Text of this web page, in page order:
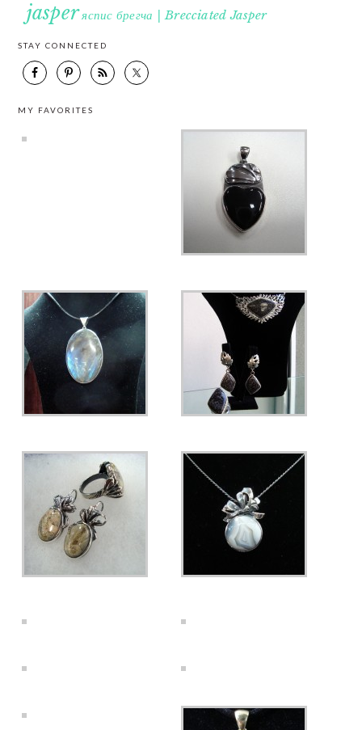
jasperяспис брегча | Brecciated Jasper
STAY CONNECTED
MY FAVORITES